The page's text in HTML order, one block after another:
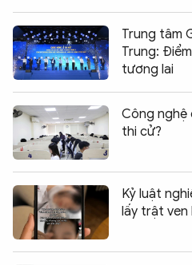
Trung tâm
Trung:
tương lai
Công nghệ
thi cử?
Kỷ luật
lấy trật ven